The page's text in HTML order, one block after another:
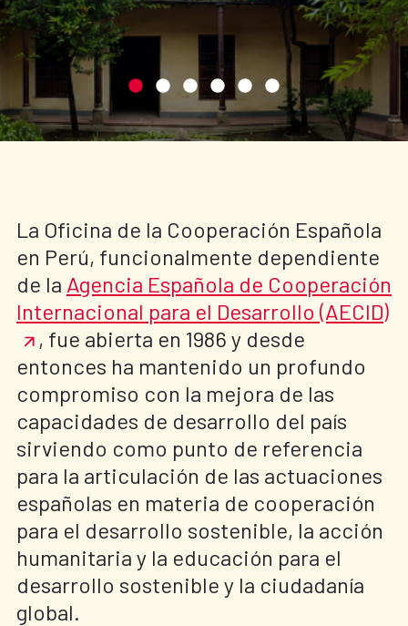
La Oficina de la Cooperación Española
en Perú, funcionalmente dependiente
de la Agencia Española de Cooperación
Internacional para el Desarrollo (AECID)
, fue abierta en 1986 y desde
entonces ha mantenido un profundo
compromiso con la mejora de las
capacidades de desarrollo del país
sirviendo como punto de referencia
para la articulación de las actuaciones
españolas en materia de cooperación
para el desarrollo sostenible, la acción
humanitaria y la educación para el
desarrollo sostenible y la ciudadanía
global.